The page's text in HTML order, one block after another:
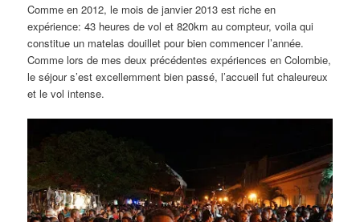
Comme en 2012, le mois de janvier 2013 est riche en
expérience: 43 heures de vol et 820km au compteur, voila qui
constitue un matelas douillet pour bien commencer l’année.
Comme lors de mes deux précédentes expériences en Colombie,
le séjour s’est excellemment bien passé, l’accueil fut chaleureux
et le vol intense.